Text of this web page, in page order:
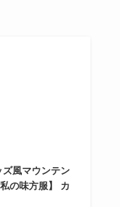
風マウンテン
の味方服】 カ